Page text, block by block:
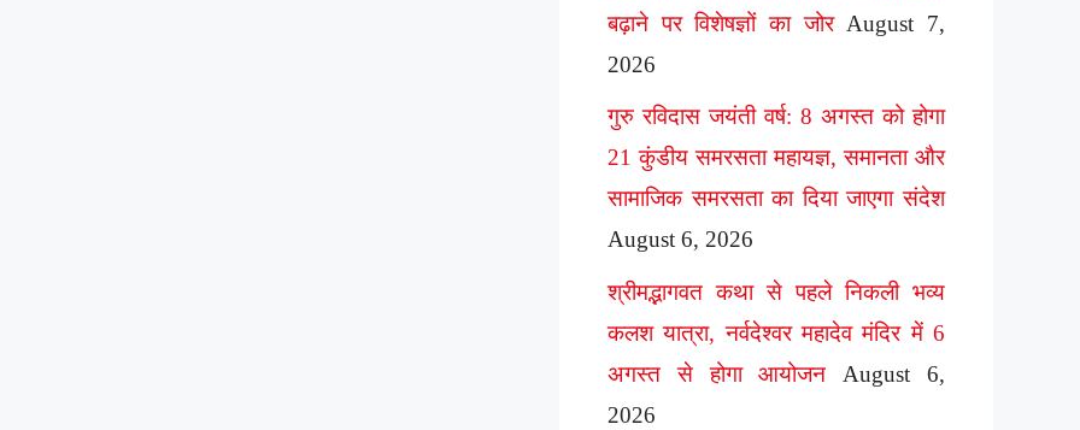
बढ़ाने पर विशेषज्ञों का जोर August 7,
2026
गुरु रविदास जयंती वर्ष: 8 अगस्त को होगा
21 कुंडीय समरसता महायज्ञ, समानता और
सामाजिक समरसता का दिया जाएगा संदेश
August 6, 2026
श्रीमद्भागवत कथा से पहले निकली भव्य
कलश यात्रा, नर्वदेश्वर महादेव मंदिर में 6
अगस्त से होगा आयोजन
August 6,
2026